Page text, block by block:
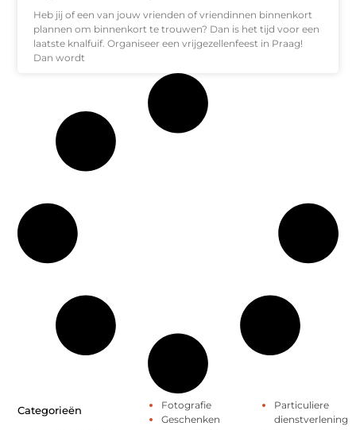
Heb jij of een van jouw vrienden of vriendinnen binnenkort
plannen om binnenkort te trouwen? Dan is het tijd voor een
laatste knalfuif. Organiseer een vrijgezellenfeest in Praag!
Dan wordt
Categorieën
Fotografie
Geschenken
Particuliere
dienstverlening